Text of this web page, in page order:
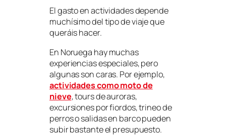
El gasto en actividades depende
muchísimo del tipo de viaje que
queráis hacer.
En Noruega hay muchas
experiencias especiales, pero
algunas son caras. Por ejemplo,
actividades como moto de
nieve, tours de auroras,
excursiones por fiordos, trineo de
perros o salidas en barco pueden
subir bastante el presupuesto.